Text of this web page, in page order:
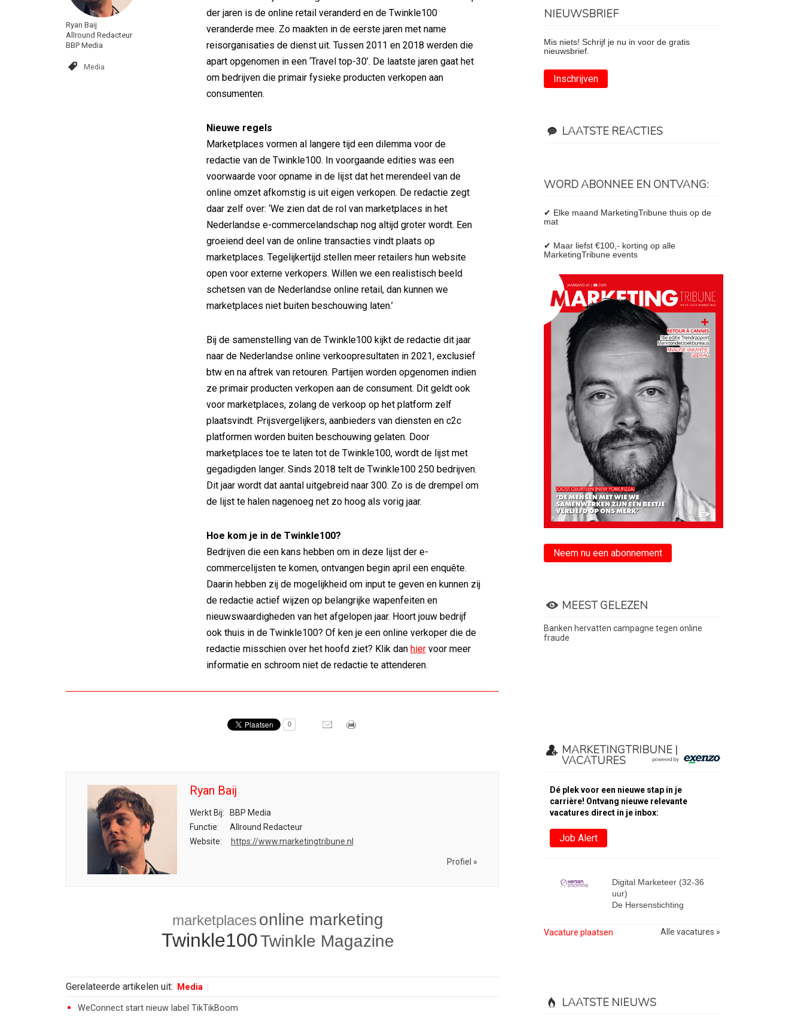
Ryan Baij
Allround Redacteur
BBP Media
Media
der jaren is de online retail veranderd en de Twinkle100
veranderde mee. Zo maakten in de eerste jaren met name
reisorganisaties de dienst uit. Tussen 2011 en 2018 werden die
apart opgenomen in een ‘Travel top-30’. De laatste jaren gaat het
om bedrijven die primair fysieke producten verkopen aan
consumenten.
Nieuwe regels
Marketplaces vormen al langere tijd een dilemma voor de
redactie van de Twinkle100. In voorgaande edities was een
voorwaarde voor opname in de lijst dat het merendeel van de
online omzet afkomstig is uit eigen verkopen. De redactie zegt
daar zelf over: ‘We zien dat de rol van marketplaces in het
Nederlandse e-commercelandschap nog altijd groter wordt. Een
groeiend deel van de online transacties vindt plaats op
marketplaces. Tegelijkertijd stellen meer retailers hun website
open voor externe verkopers. Willen we een realistisch beeld
schetsen van de Nederlandse online retail, dan kunnen we
marketplaces niet buiten beschouwing laten.’
Bij de samenstelling van de Twinkle100 kijkt de redactie dit jaar
naar de Nederlandse online verkoopresultaten in 2021, exclusief
btw en na aftrek van retouren. Partijen worden opgenomen indien
ze primair producten verkopen aan de consument. Dit geldt ook
voor marketplaces, zolang de verkoop op het platform zelf
plaatsvindt. Prijsvergelijkers, aanbieders van diensten en c2c
platformen worden buiten beschouwing gelaten. Door
marketplaces toe te laten tot de Twinkle100, wordt de lijst met
gegadigden langer. Sinds 2018 telt de Twinkle100 250 bedrijven.
Dit jaar wordt dat aantal uitgebreid naar 300. Zo is de drempel om
de lijst te halen nagenoeg net zo hoog als vorig jaar.
Hoe kom je in de Twinkle100?
Bedrijven die een kans hebben om in deze lijst der e-
commercelijsten te komen, ontvangen begin april een enquête.
Daarin hebben zij de mogelijkheid om input te geven en kunnen zij
de redactie actief wijzen op belangrijke wapenfeiten en
nieuwswaardigheden van het afgelopen jaar. Hoort jouw bedrijf
ook thuis in de Twinkle100? Of ken je een online verkoper die de
redactie misschien over het hoofd ziet? Klik dan hier voor meer
informatie en schroom niet de redactie te attenderen.
0
Ryan Baij
Werkt Bij:
BBP Media
Functie:
Allround Redacteur
Website:
https://www.marketingtribune.nl
Profiel »
marketplaces online marketing
Twinkle100Twinkle Magazine
Gerelateerde artikelen uit: Media
WeConnect start nieuw label TikTikBoom
NIEUWSBRIEF
Mis niets! Schrijf je nu in voor de gratis
nieuwsbrief.
Inschrijven
LAATSTE REACTIES
WORD ABONNEE EN ONTVANG:
✔ Elke maand MarketingTribune thuis op de
mat
✔ Maar liefst €100,- korting op alle
MarketingTribune events
Neem nu een abonnement
MEEST GELEZEN
Banken hervatten campagne tegen online
fraude
MARKETINGTRIBUNE |
VACATURES
Dé plek voor een nieuwe stap in je
carrière! Ontvang nieuwe relevante
vacatures direct in je inbox:
Job Alert
Digital Marketeer (32-36
uur)
De Hersenstichting
Vacature plaatsen Alle vacatures »
LAATSTE NIEUWS